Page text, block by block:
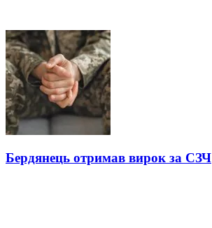
Бердянець отримав вирок за СЗЧ